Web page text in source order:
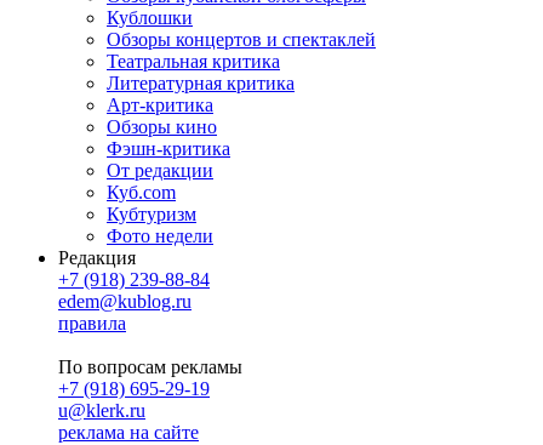
Кублошки
Обзоры концертов и спектаклей
Театральная критика
Литературная критика
Арт-критика
Обзоры кино
Фэшн-критика
От редакции
Куб.com
Кубтуризм
Фото недели
Редакция
+7 (918) 239-88-84
edem@kublog.ru
правила
По вопросам рекламы
+7 (918) 695-29-19
u@klerk.ru
реклама на сайте